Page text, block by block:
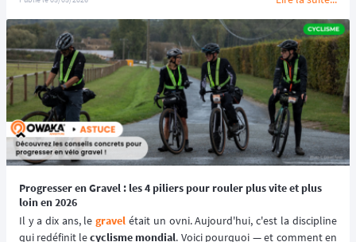
trailer ou un ultra-traileur, celui où la préparation, la stratégie et la
gestion des ressources font toute la différence.
Mais qu'est-ce qui distingue exactement l'autosuffisance de la
semi-autonomie ?
Quelles courses adoptent ce format ? Quel
équipement emporter ? Cet article complet répond à toutes ces
questions pour vous aider à franchir le pas ou simplement mieux
comprendre ces deux univers qui coexistent dans le monde du trail
running. 🏃‍♂️
Progresser en Gravel : les 4 piliers pour rouler plus vite et plus
loin en 2026
Il y a dix ans, le gravel était un ovni. Aujourd'hui, c'est la discipline
qui redéfinit le cyclisme mondial. Voici pourquoi — et comment en